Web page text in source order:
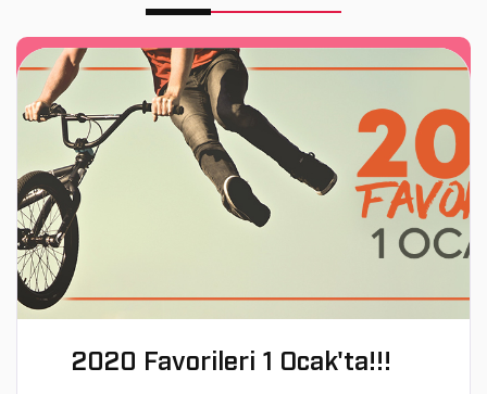
2020 Favorileri 1 Ocak'ta!!!